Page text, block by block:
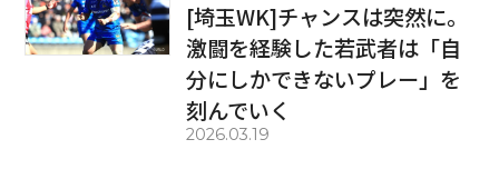
[埼玉WK]チャンスは突然に。
激闘を経験した若武者は「自
分にしかできないプレー」を
刻んでいく
2026.03.19